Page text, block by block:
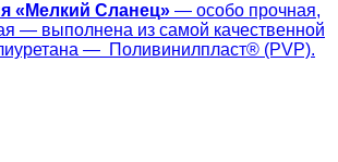
« Мелкий Сланец» — особо прочная,
— выполнена из самой качественной
— Поливинилпласт® (PVP).